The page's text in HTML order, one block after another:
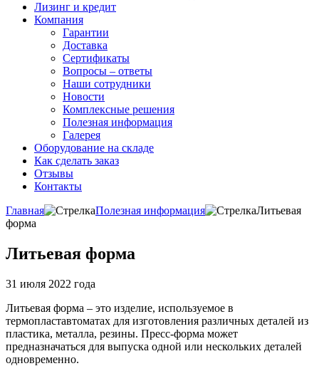
Лизинг и кредит
Компания
Гарантии
Доставка
Сертификаты
Вопросы – ответы
Наши сотрудники
Новости
Комплексные решения
Полезная информация
Галерея
Оборудование на складе
Как сделать заказ
Отзывы
Контакты
Главная
Полезная информация
Литьевая
форма
Литьевая форма
31 июля 2022 года
Литьевая форма – это изделие, используемое в
термопластавтоматах для изготовления различных деталей из
пластика, металла, резины. Пресс-форма может
предназначаться для выпуска одной или нескольких деталей
одновременно.